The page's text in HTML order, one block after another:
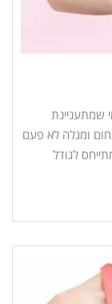
מי שמתעניינת
ומגלה לא פעם
לגודל